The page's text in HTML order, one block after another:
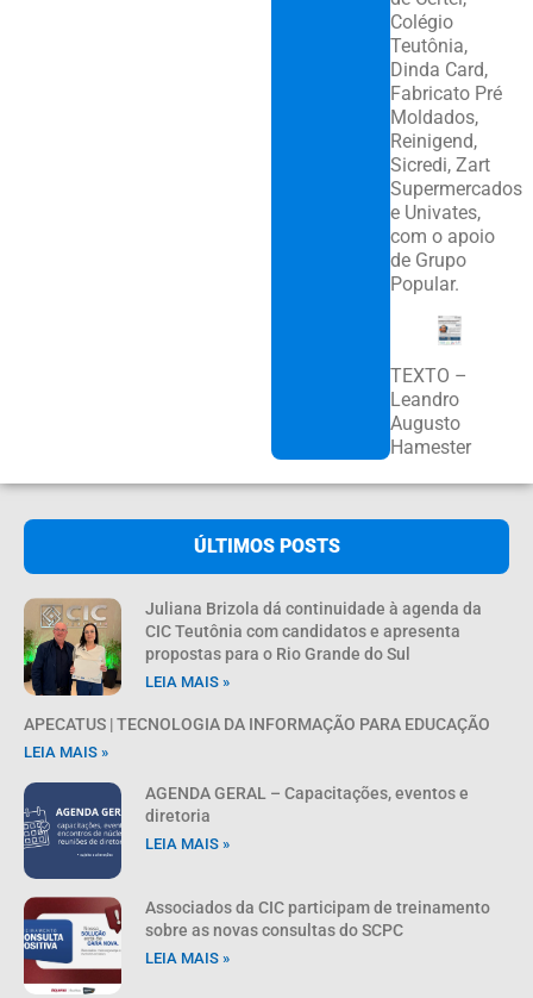
Colégio
Teutônia,
Dinda Card,
Fabricato Pré
Moldados,
Reinigend,
Sicredi, Zart
Supermercados
e Univates,
com o apoio
de Grupo
Popular.
TEXTO –
Leandro
Augusto
Hamester
ÚLTIMOS POSTS
Juliana Brizola dá continuidade à agenda da
CIC Teutônia com candidatos e apresenta
propostas para o Rio Grande do Sul
LEIA MAIS »
APECATUS | TECNOLOGIA DA INFORMAÇÃO PARA EDUCAÇÃO
LEIA MAIS »
AGENDA GERAL – Capacitações, eventos e
diretoria
LEIA MAIS »
Associados da CIC participam de treinamento
sobre as novas consultas do SCPC
LEIA MAIS »